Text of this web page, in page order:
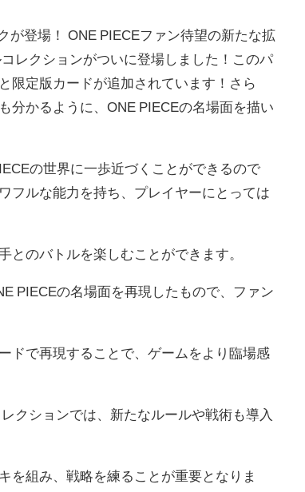
が登場！ ONE PIECEファン待望の新たな拡
レクションがついに登場しました！このパ
限定版カードが追加されています！さら
分かるように、ONE PIECEの名場面を描い
の世界に一歩近づくことができるので
フルな能力を持ち、プレイヤーにとっては
とのバトルを楽しむことができます。
PIECEの名場面を再現したもので、ファン
ドで再現することで、ゲームをより臨場感
クションでは、新たなルールや戦術も導入
を組み、戦略を練ることが重要となりま